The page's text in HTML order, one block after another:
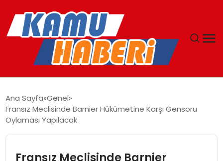
YAŞAM
Ana Sayfa Genel
Fransız Meclisinde Barnier Hükümetine Karşı Gensoru
Oylaması Yapılacak
Fransız Meclisinde Barnier